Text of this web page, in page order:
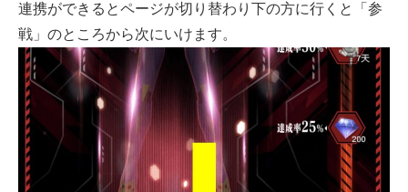
連携ができるとページが切り替わり下の方に行くと「参
戦」のところから次にいけます。